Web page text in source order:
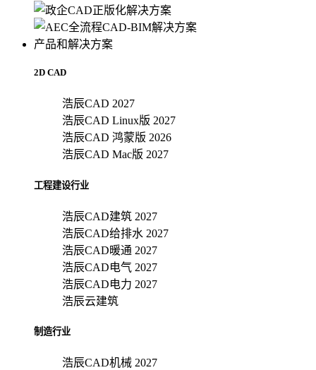
产品和解决方案
2D CAD
浩辰CAD 2027
浩辰CAD Linux版 2027
浩辰CAD 鸿蒙版 2026
浩辰CAD Mac版 2027
工程建设行业
浩辰CAD建筑 2027
浩辰CAD给排水 2027
浩辰CAD暖通 2027
浩辰CAD电气 2027
浩辰CAD电力 2027
浩辰云建筑
制造行业
浩辰CAD机械 2027